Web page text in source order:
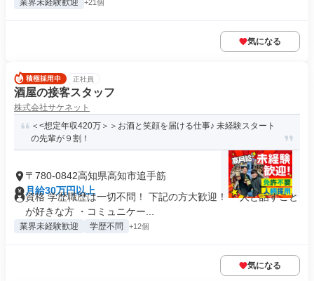
業界未経験歓迎 +21個
気になる
正社員
酒屋の接客スタッフ
株式会社サケネット
＜<想定年収420万＞＞お酒と笑顔を届ける仕事♪ 未経験スタート
の先輩が９割！
〒780-0842高知県高知市追手筋
月給30万円以上
資格 学歴職歴は一切不問！ 下記の方大歓迎！ ・人と話すこと
が好きな方 ・コミュニケー...
業界未経験歓迎 学歴不問 +12個
気になる